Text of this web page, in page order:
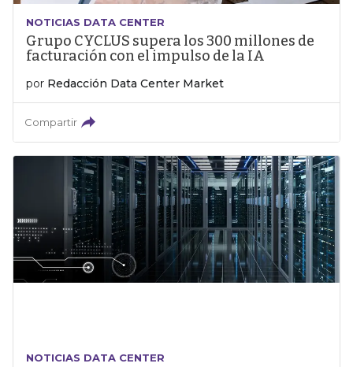
NOTICIAS DATA CENTER
Grupo CYCLUS supera los 300 millones de
facturación con el impulso de la IA
por Redacción Data Center Market
Compartir
NOTICIAS DATA CENTER